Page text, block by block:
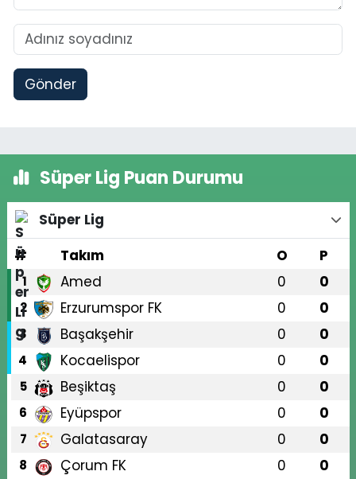
Gönder
Süper Lig Puan Durumu
Süper Lig
#
Takım O P
1 Amed 0 0
2 Erzurumspor FK 0 0
3 Başakşehir 0 0
4 Kocaelispor 0 0
5 Beşiktaş 0 0
6 Eyüpspor 0 0
7 Galatasaray 0 0
8 Çorum FK 0 0